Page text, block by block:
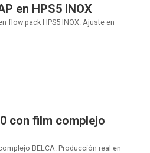
en HPS5 INOX
flow pack HPS5 INOX. Ajuste en
con film complejo
BELCA. Producción real en